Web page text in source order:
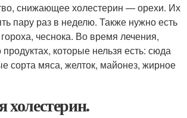
снижающее холестерин — орехи. Их
пару раз в неделю. Также нужно есть
чеснока. Во время лечения,
которые нельзя есть: сюда
сорта мяса, желток, майонез, жирное
холестерин.